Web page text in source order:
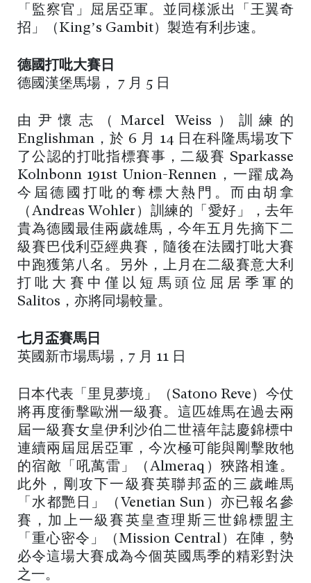
「監察官」屈居亞軍。並同樣派出「王翼奇
招」（King’s Gambit）製造有利步速。
德國打吡大賽日
德國漢堡馬場， 7 月 5 日
由尹懷志（Marcel Weiss）訓練的
Englishman，於 6 月 14 日在科隆馬場攻下
了公認的打吡指標賽事，二級賽 Sparkasse
Kolnbonn 191st Union-Rennen，一躍成為
今屆德國打吡的奪標大熱門。而由胡拿
（Andreas Wohler）訓練的「愛好」，去年
貴為德國最佳兩歲雄馬，今年五月先摘下二
級賽巴伐利亞經典賽，隨後在法國打吡大賽
中跑獲第八名。另外，上月在二級賽意大利
打吡大賽中僅以短馬頭位屈居季軍的
Salitos，亦將同場較量。
七月盃賽馬日
英國新市場馬場，7 月 11 日
日本代表「里見夢境」（Satono Reve）今仗
將再度衝擊歐洲一級賽。這匹雄馬在過去兩
屆一級賽女皇伊利沙伯二世禧年誌慶錦標中
連續兩屆屈居亞軍，今次極可能與剛擊敗牠
的宿敵「吼萬雷」（Almeraq）狹路相逢。
此外，剛攻下一級賽英聯邦盃的三歲雌馬
「水都艷日」（Venetian Sun）亦已報名參
賽，加上一級賽英皇查理斯三世錦標盟主
「重心密令」（Mission Central）在陣，勢
必令這場大賽成為今個英國馬季的精彩對決
之一。